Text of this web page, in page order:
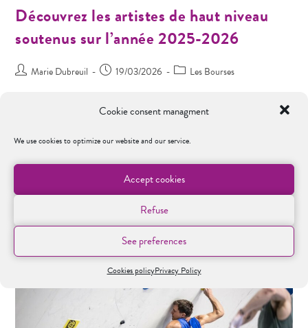
Cookie consent managment
We use cookies to optimize our website and our service.
Accept cookies
Refuse
See preferences
Cookies policyPrivacy Policy
Découvrez les artistes de haut niveau
soutenus sur l’année 2025-2026
Marie Dubreuil 19/03/2026 Les Bourses
Chaque année, la bourse d’excellence de la Fondation Grenoble INP
permet de soutenir les étudiants de Grenoble INP – UGA ayant un projet
sportif, artistique ou d’entrepreneuriat en parallèle de leurs études.